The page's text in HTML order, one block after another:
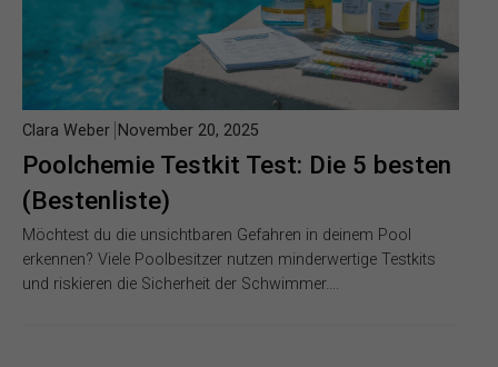
Poolchemie Testkit Test: Die 5 besten
(Bestenliste)
Clara Weber November 20, 2025
Möchtest du die unsichtbaren Gefahren in deinem Pool
erkennen? Viele Poolbesitzer nutzen minderwertige Testkits
und riskieren die Sicherheit der Schwimmer….